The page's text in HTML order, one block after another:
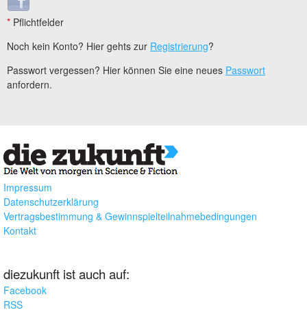
* Pflichtfelder
Noch kein Konto? Hier gehts zur Registrierung?
Passwort vergessen? Hier können Sie eine neues Passwort
anfordern.
Impressum
Datenschutzerklärung
Vertragsbestimmung & Gewinnspielteilnahmebedingungen
Kontakt
diezukunft ist auch auf:
Facebook
RSS